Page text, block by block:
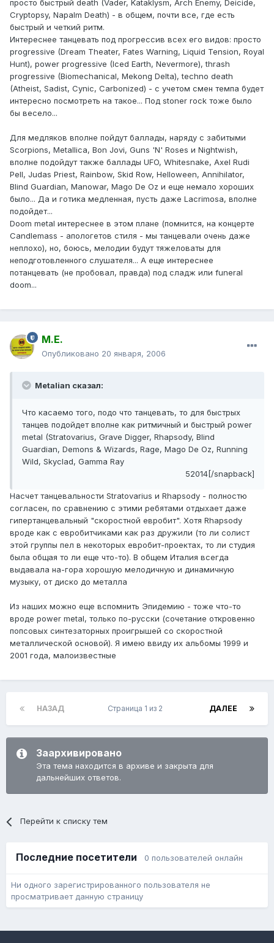
просто быстрый death (Vader, Kataklysm, Arch Enemy, Deicide,
Cryptopsy, Napalm Death) - в общем, почти все, где есть
быстрый и четкий ритм.
Интереснее танцевать под прогрессив всех его видов: просто
progressive (Dream Theater, Fates Warning, Liquid Tension, Royal
Hunt), power progressive (Iced Earth, Nevermore), thrash
progressive (Biomechanical, Mekong Delta), techno death
(Atheist, Sadist, Cynic, Carbonized) - с учетом смен темпа будет
интересно посмотреть на такое... Под stoner rock тоже было
бы весело...
Для медляков вполне пойдут баллады, наряду с забитыми
Scorpions, Metallica, Bon Jovi, Guns 'N' Roses и Nightwish,
вполне подойдут также баллады UFO, Whitesnake, Axel Rudi
Pell, Judas Priest, Rainbow, Skid Row, Helloween, Annihilator,
Blind Guardian, Manowar, Mago De Oz и еще немало хороших
было... Да и готика медленная, пусть даже Lacrimosa, вполне
подойдет...
Doom metal интереснее в этом плане (помнится, на концерте
Candlemass - апологетов стиля - мы танцевали очень даже
неплохо), но, боюсь, мелодии будут тяжеловаты для
неподготовленного слушателя... А еще интереснее
потанцевать (не пробовал, правда) под сладж или funeral
doom...
М.Е.
Опубликовано 20 января, 2006
Metalian сказал:
Что касаемо того, подо что танцевать, то для быстрых
танцев подойдет вполне как ритмичный и быстрый power
metal (Stratovarius, Grave Digger, Rhapsody, Blind
Guardian, Demons & Wizards, Rage, Mago De Oz, Running
Wild, Skyclad, Gamma Ray
52014[/snapback]
Насчет танцевальности Stratovarius и Rhapsody - полностю
согласен, по сравнению с этими ребятами отдыхает даже
гипертанцевальный "скоростной евробит". Хотя Rhapsody
вроде как с евробитчиками как раз дружили (то ли солист
этой группы пел в некоторых евробит-проектах, то ли студия
была общая то ли еще что-то). В общем Италия всегда
выдавала на-гора хорошую мелодичную и динамичную
музыку, от диско до металла
Из наших можно еще вспомнить Эпидемию - тоже что-то
вроде power metal, только по-русски (сочетание откровенно
попсовых синтезаторных проигрышей со скоростной
металлической основой). Я имею ввиду их альбомы 1999 и
2001 года, малоизвестные
НАЗАД ДАЛЕЕ
Страница 1 из 2
Заархивировано
Эта тема находится в архиве и закрыта для
дальнейших ответов.
Перейти к списку тем
Последние посетители 0 пользователей онлайн
Ни одного зарегистрированного пользователя не
просматривает данную страницу